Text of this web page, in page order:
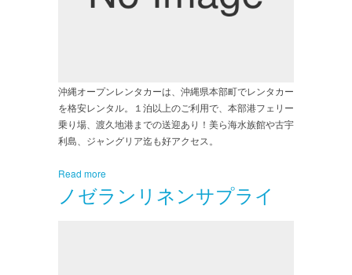
沖縄オープンレンタカーは、沖縄県本部町でレンタカー
を格安レンタル。１泊以上のご利用で、本部港フェリー
乗り場、渡久地港までの送迎あり！美ら海水族館や古宇
利島、ジャングリア迄も好アクセス。
Read more
ノゼランリネンサプライ